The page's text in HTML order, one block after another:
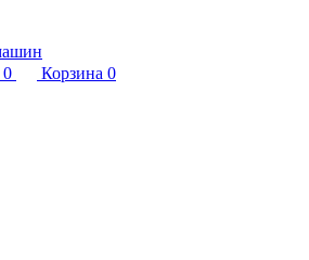
0 Корзина 0